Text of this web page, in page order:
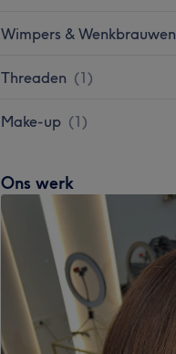
Wimpers & Wenkbrauwen
Threaden (1)
Make-up (1)
Ons werk